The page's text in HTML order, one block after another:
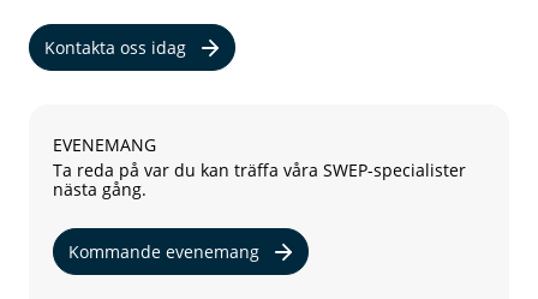
Kontakta oss idag
EVENEMANG
Ta reda på var du kan träffa våra SWEP-specialister
nästa gång.
Kommande evenemang